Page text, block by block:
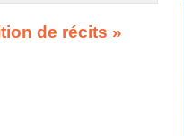
de récits »